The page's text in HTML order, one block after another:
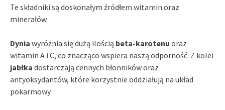
Te składniki są doskonałym źródłem witamin oraz
minerałów.
Dynia wyróżnia się dużą ilością beta-karotenu oraz
witamin A i C, co znacząco wspiera naszą odporność. Z kolei
jabłka dostarczają cennych błonników oraz
antyoksydantów, które korzystnie oddziałują na układ
pokarmowy.